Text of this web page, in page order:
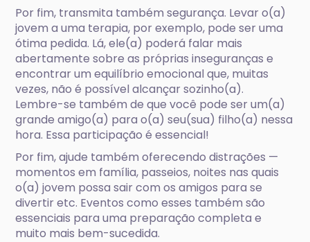
Por fim, transmita também segurança. Levar o(a)
jovem a uma terapia, por exemplo, pode ser uma
ótima pedida. Lá, ele(a) poderá falar mais
abertamente sobre as próprias inseguranças e
encontrar um equilíbrio emocional que, muitas
vezes, não é possível alcançar sozinho(a).
Lembre-se também de que você pode ser um(a)
grande amigo(a) para o(a) seu(sua) filho(a) nessa
hora. Essa participação é essencial!
Por fim, ajude também oferecendo distrações —
momentos em família, passeios, noites nas quais
o(a) jovem possa sair com os amigos para se
divertir etc. Eventos como esses também são
essenciais para uma preparação completa e
muito mais bem-sucedida.